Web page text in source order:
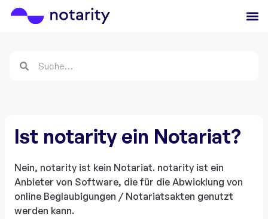
Ist notarity ein Notariat?
Nein, notarity ist kein Notariat. notarity ist ein
Anbieter von Software, die für die Abwicklung von
online Beglaubigungen / Notariatsakten genutzt
werden kann.